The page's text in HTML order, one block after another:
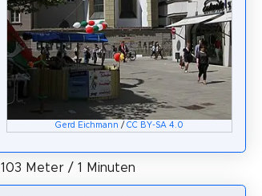
Gerd Eichmann /CC BY-SA 4.0
103 Meter / 1 Minuten